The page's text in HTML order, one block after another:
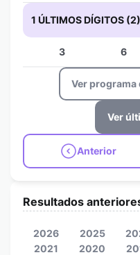
1 ÚLTIMOS DÍGITOS (2)
3 6
Ver programa
Ver
Anterior
Resultados
2026 2025
2021
2020